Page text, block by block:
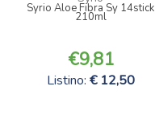
Syrio Aloe Fibra Sy 14stick
210ml
9,81
Listino: 12,50